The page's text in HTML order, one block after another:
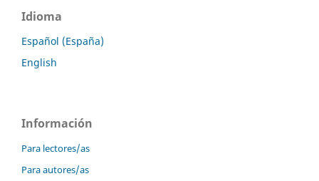
Idioma
Español (España)
English
Información
Para lectores/as
Para autores/as